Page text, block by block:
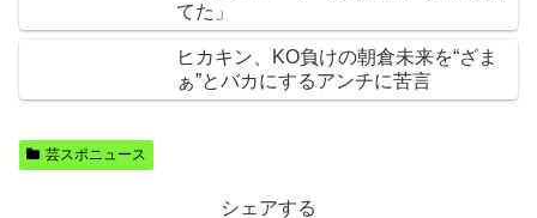
てた」
ヒカキン、KO負けの朝倉未来を“ざま
ぁ”とバカにするアンチに苦言
芸スポニュース
シェアする